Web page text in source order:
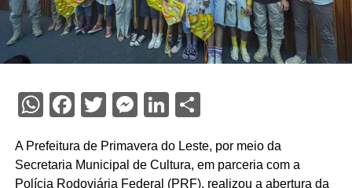
WhatsApp
Facebook
Twitter
Messenger
LinkedIn
Share
A Prefeitura de Primavera do Leste, por meio da
Secretaria Municipal de Cultura, em parceria com a
Polícia Rodoviária Federal (PRF), realizou a abertura da